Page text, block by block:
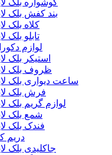
گوشواره بلک
بند کفش بلک
کلاه بلک
تابلو بلک
لوازم
استیکر بلک
ظروف بلک
ساعت دیواری بلک
فرش بلک
لوازم گریم بلک
شمع بلک
فندک بلک
دریم
جاکلیدی بلک